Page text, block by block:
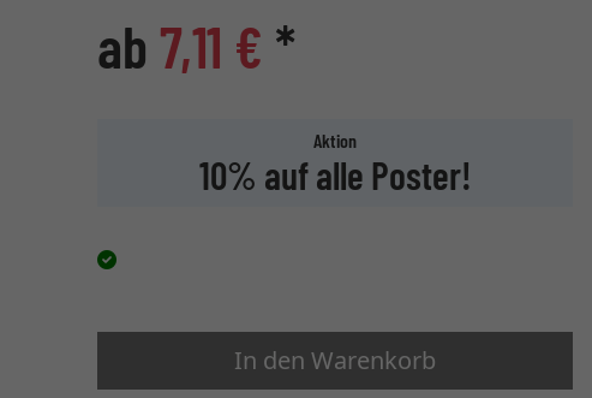
ab 7,11 € *
Aktion
10% auf alle Poster!
In den Warenkorb